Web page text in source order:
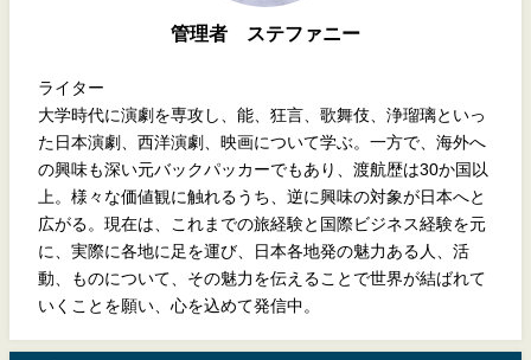
管理者 ステファニー
ライター
大学時代に演劇を専攻し、能、狂言、歌舞伎、浄瑠璃といっ
た日本演劇、西洋演劇、映画について学ぶ。一方で、海外へ
の興味も深い元バックパッカーでもあり、渡航歴は30か国以
上。様々な価値観に触れるうち、逆に興味の対象が日本へと
広がる。現在は、これまでの旅経験と国際ビジネス経験を元
に、実際に各地に足を運び、日本各地発の魅力ある人、活
動、ものについて、その魅力を伝えることで世界が結ばれて
いくことを願い、心を込めて発信中。